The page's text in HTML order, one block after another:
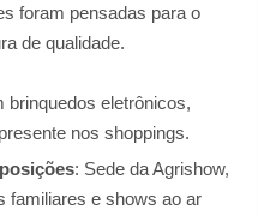
foram pensadas para o
de qualidade.
brinquedos eletrônicos,
nos shoppings.
: Sede da Agrishow,
familiares e shows ao ar